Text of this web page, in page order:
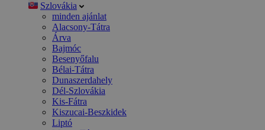
Szlovákia
minden ajánlat
Alacsony-Tátra
Árva
Bajmóc
Besenyőfalu
Bélai-Tátra
Dunaszerdahely
Dél-Szlovákia
Kis-Fátra
Kiszucai-Beszkidek
Liptó